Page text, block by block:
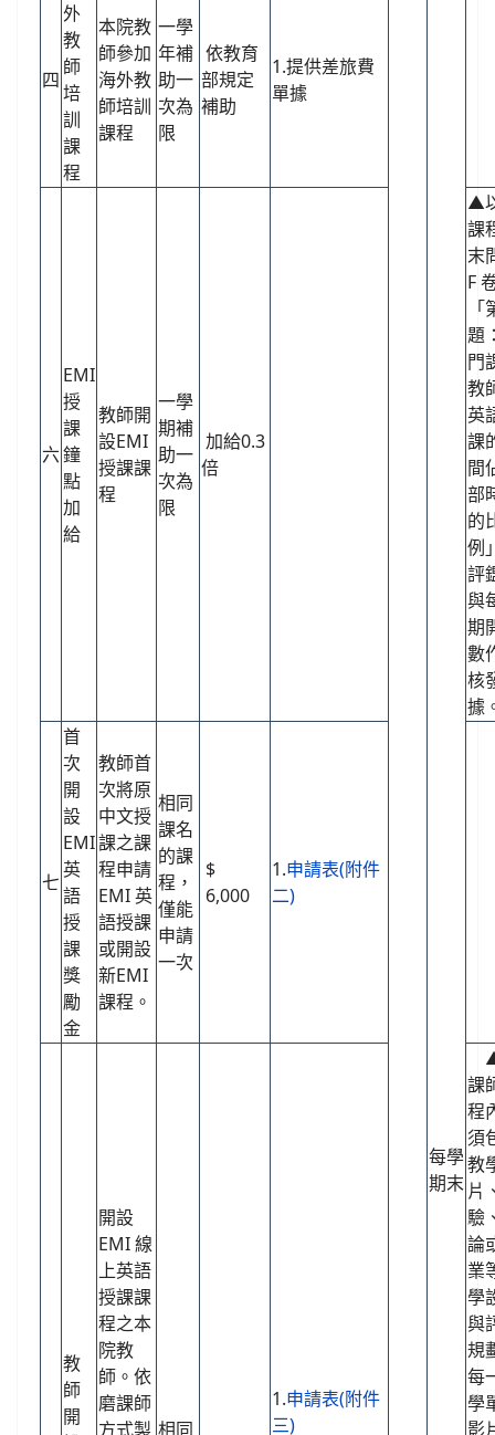
每學
期末
四
外
教
師
培
訓
課
程
本院教
師參加
海外教
師培訓
課程
一學
年補
助一
次為
限
依教育
部規定
補助
1.提供差旅費
單據
六
EMI
授
課
鐘
點
加
給
教師開
設EMI
授課課
程
一學
期補
助一
次為
限
加給0.3
倍
▲
課
末
F
題
門
教
英
課
間
部
的
例
評
與
期
數
核
據
七
首
次
開
設
EMI
英
語
授
課
獎
勵
金
教師首
次將原
中文授
課之課
程申請
EMI 英
語授課
或開設
新EMI
課程。
相同
課名
的課
程，
僅能
申請
一次
$
6,000
1.申請表(附件
二)
教
師
開
開設
EMI 線
上英語
授課課
程之本
院教
師。依
磨課師
方式製 相同
1.申請表(附件
三)
課
程
須
教
片
驗
論
業
學
與
規
每
學
影